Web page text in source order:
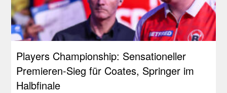
Players Championship: Sensationeller
Premieren-Sieg für Coates, Springer im
Halbfinale